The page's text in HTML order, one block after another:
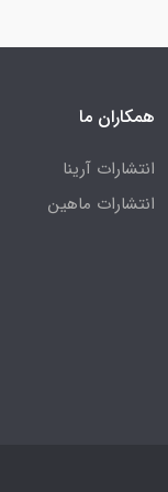
همکاران ما
انتشارات آرینا
انتشارات ماهین